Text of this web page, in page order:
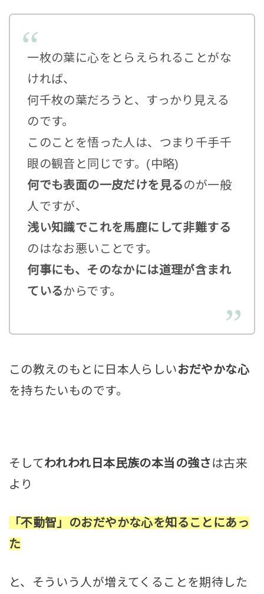
一枚の葉に心をとらえられることがな
ければ、
何千枚の葉だろうと、すっかり見える
のです。
このことを悟った人は、つまり千手千
眼の観音と同じです。(中略)
何でも表面の一皮だけを見るのが一般
人ですが、
浅い知識でこれを馬鹿にして非難する
のはなお悪いことです。
何事にも、そのなかには道理が含まれ
ているからです。
この教えのもとに日本人らしいおだやかな心
を持ちたいものです。
そしてわれわれ日本民族の本当の強さは古来
より
「不動智」のおだやかな心を知ることにあっ
た
と、そういう人が増えてくることを期待した